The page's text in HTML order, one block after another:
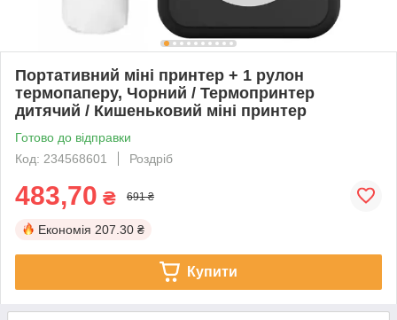
Портативний міні принтер + 1 рулон
термопаперу, Чорний / Термопринтер
дитячий / Кишеньковий міні принтер
Готово до відправки
Код: 234568601
Роздріб
483,70 ₴ 691 ₴
Економія 207.30 ₴
Купити